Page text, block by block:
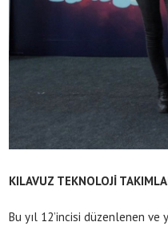
KILAVUZ TEKNOLOJİ
Bu yıl 12’incisi düzenlenen